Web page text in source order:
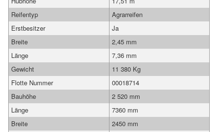
Reifentyp
Agrarreifen
Erstbesitzer
Ja
Breite
2,45 mm
Länge
7,36 mm
Gewicht
11 380 Kg
Flotte Nummer
00018714
Bauhöhe
2 520 mm
Länge
7360 mm
Breite
2450 mm